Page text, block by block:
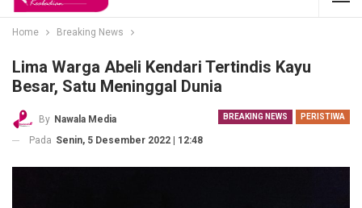
Home Breaking News
Lima Warga Abeli Kendari Tertindis Kayu
Besar, Satu Meninggal Dunia
BREAKING NEWS PERISTIWA
By Nawala Media
Pada Senin, 5 Desember 2022 | 12:48